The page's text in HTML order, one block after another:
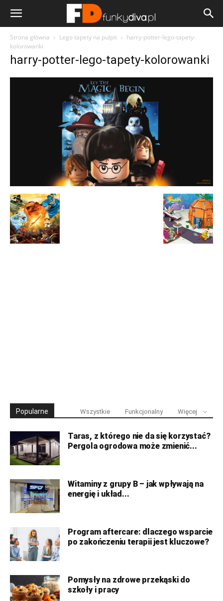
Strona główna Lego tapety na pulpit
harry-potter-lego-tapety-
kolorowanki
harry-potter-lego-tapety-kolorowanki
Popularne Wszystkie Funkcjonalny Więcej
Taras, z którego nie da się korzystać?
Pergola ogrodowa może zmienić...
Witaminy z grupy B – jak wpływają na
energię i układ...
Program aftercare: dlaczego wsparcie
po zakończeniu terapii jest kluczowe?
Pomysły na zdrowe przekąski do
szkoły i pracy